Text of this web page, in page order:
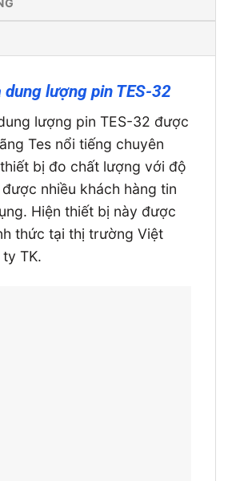
lượng pin TES-32
lượng pin TES-32 được
Tes nổi tiếng chuyên
bị đo chất lượng với độ
nhiều khách hàng tin
Hiện thiết bị này được
thức tại thị trường Việt
TK.